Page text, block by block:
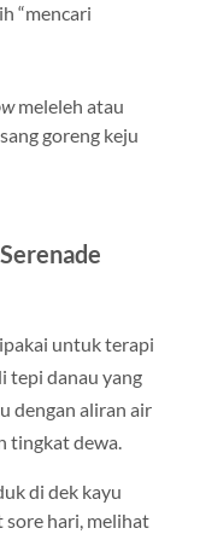
“mencari
meleleh atau
goreng keju
untuk terapi
tepi danau yang
dengan aliran air
tingkat dewa.
di dek kayu
sore hari, melihat